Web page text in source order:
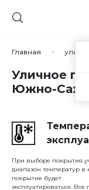
Главная
Уличное
Южно-
При выборе покрытия
диапазон температур в
покрытие будет
эксплуатироваться. Все